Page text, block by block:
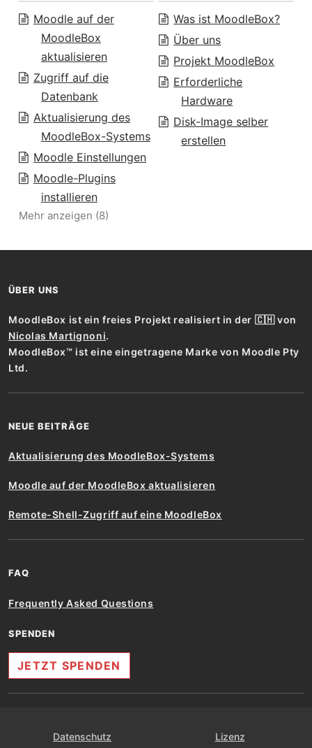
Moodle auf der
MoodleBox
aktualisieren
Zugriff auf die
Datenbank
Aktualisierung des
MoodleBox-Systems
Moodle Einstellungen
Moodle-Plugins
installieren
Mehr anzeigen (8)
Was ist MoodleBox?
Über uns
Projekt MoodleBox
Erforderliche
Hardware
Disk-Image selber
erstellen
ÜBER UNS
MoodleBox ist ein freies Projekt realisiert in der 🇨🇭 von
Nicolas Martignoni.
MoodleBox™ ist eine eingetragene Marke von Moodle Pty
Ltd.
NEUE BEITRÄGE
Aktualisierung des MoodleBox-Systems
Moodle auf der MoodleBox aktualisieren
Remote-Shell-Zugriff auf eine MoodleBox
FAQ
Frequently Asked Questions
SPENDEN
JETZT SPENDEN
Datenschutz Lizenz